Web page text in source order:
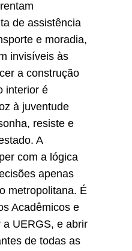
de assistência
e moradia,
invisíveis às
a construção
interior é
à juventude
resiste e
A
com a lógica
apenas
metropolitana. É
Acadêmicos e
a UERGS, e abrir
de todas as